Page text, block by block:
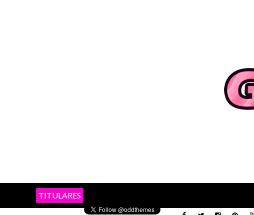
TITULARES